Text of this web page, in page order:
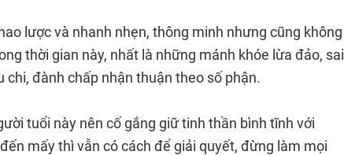
lược và nhanh nhẹn, thông minh nhưng cũng không
thời gian này, nhất là những mánh khóe lừa đảo, sai
chi, đành chấp nhận thuận theo số phận.
tuổi này nên cố gắng giữ tinh thần bình tĩnh với
mấy thì vẫn có cách để giải quyết, đừng làm mọi